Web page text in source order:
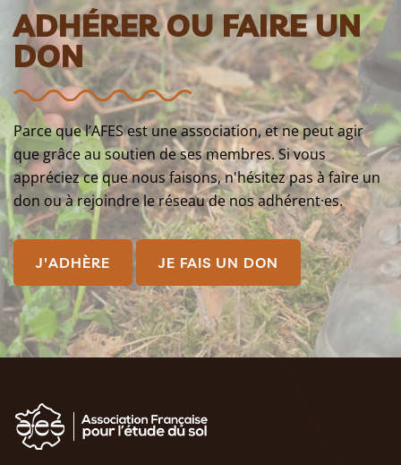
ADHÉRER OU FAIRE UN
DON
Parce que l’AFES est une association, et ne peut agir
que grâce au soutien de ses membres. Si vous
appréciez ce que nous faisons, n'hésitez pas à faire un
don ou à rejoindre le réseau de nos adhérent·es.
J'ADHÈRE JE FAIS UN DON